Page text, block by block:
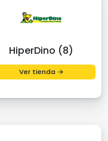
HiperDino (8)
Ver tienda →